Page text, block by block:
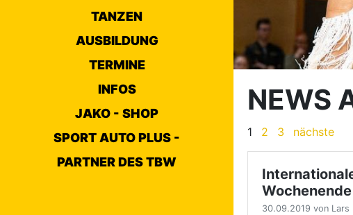
TANZEN
AUSBILDUNG
TERMINE
INFOS
JAKO - SHOP
SPORT AUTO PLUS -
PARTNER DES TBW
30.09.2019 von Lars
Neben
einem
zogen auch
weiterlesen
SENIOREN
Zwei TBW-